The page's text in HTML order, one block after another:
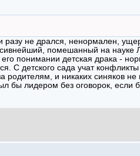
разу не дрался, ненормален,
помешанный на науке
понимании детская драка -
С детского сада учат
и никаких синяков
бы лидером без оговорок, если